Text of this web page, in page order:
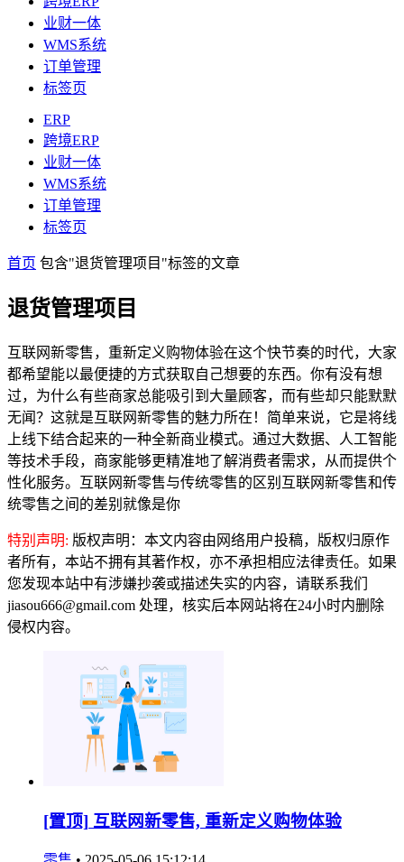
业财一体
WMS系统
订单管理
标签页
ERP
跨境ERP
业财一体
WMS系统
订单管理
标签页
首页 包含"退货管理项目"标签的文章
退货管理项目
互联网新零售，重新定义购物体验在这个快节奏的时代，大家
都希望能以最便捷的方式获取自己想要的东西。你有没有想
过，为什么有些商家总能吸引到大量顾客，而有些却只能默默
无闻？这就是互联网新零售的魅力所在！简单来说，它是将线
上线下结合起来的一种全新商业模式。通过大数据、人工智能
等技术手段，商家能够更精准地了解消费者需求，从而提供个
性化服务。互联网新零售与传统零售的区别互联网新零售和传
统零售之间的差别就像是你
特别声明: 版权声明：本文内容由网络用户投稿，版权归原作
者所有，本站不拥有其著作权，亦不承担相应法律责任。如果
您发现本站中有涉嫌抄袭或描述失实的内容，请联系我们
jiasou666@gmail.com 处理，核实后本网站将在24小时内删除
侵权内容。
[置顶] 互联网新零售, 重新定义购物体验